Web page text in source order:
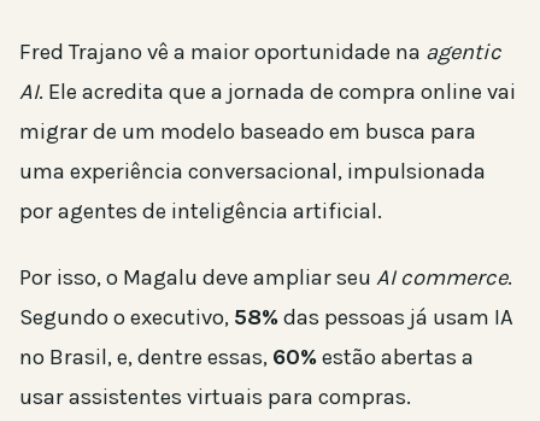
Fred Trajano vê a maior oportunidade na agentic
AI. Ele acredita que a jornada de compra online vai
migrar de um modelo baseado em busca para
uma experiência conversacional, impulsionada
por agentes de inteligência artificial.
Por isso, o Magalu deve ampliar seu AI commerce.
Segundo o executivo, 58%das pessoas já usam IA
no Brasil, e, dentre essas, 60%estão abertas a
usar assistentes virtuais para compras.